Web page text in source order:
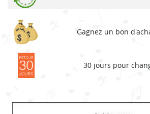
Gagnez un bon
30 jours pour